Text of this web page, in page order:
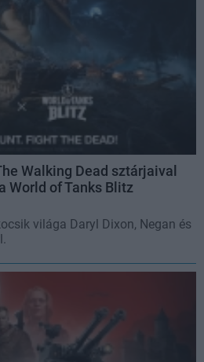
Walking Dead sztárjaival
World of Tanks Blitz
világa Daryl Dixon, Negan és